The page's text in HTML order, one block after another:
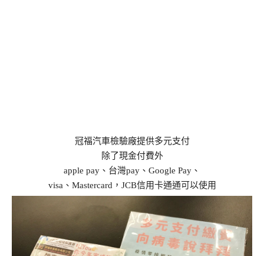
冠福汽車檢驗廠提供多元支付
除了現金付費外
apple pay、台灣pay、Google Pay、
visa、Mastercard，JCB信用卡通通可以使用